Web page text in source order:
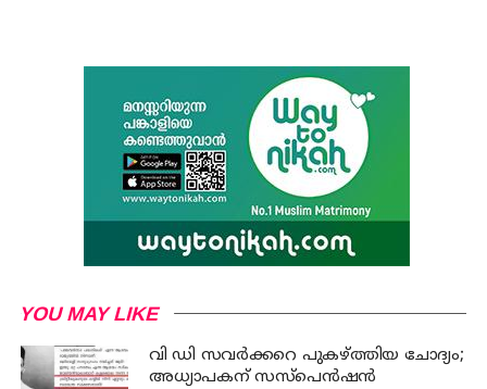
YOU MAY LIKE
വി ഡി സവര്‍ക്കറെ പുകഴ്ത്തിയ ചോദ്യം;
അധ്യാപകന് സസ്പെന്‍ഷന്‍